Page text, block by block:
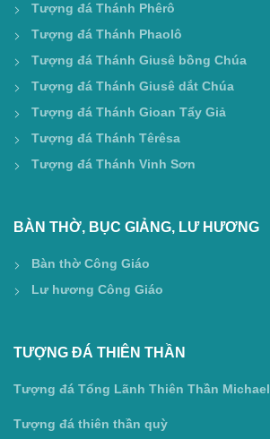
Tượng đá Thánh Phêrô
Tượng đá Thánh Phaolô
Tượng đá Thánh Giusê bồng Chúa
Tượng đá Thánh Giusê dắt Chúa
Tượng đá Thánh Gioan Tẩy Giả
Tượng đá Thánh Têrêsa
Tượng đá Thánh Vinh Sơn
BÀN THỜ, BỤC GIẢNG, LƯ HƯƠNG
Bàn thờ Công Giáo
Lư hương Công Giáo
TƯỢNG ĐÁ THIÊN THẦN
Tượng đá Tổng Lãnh Thiên Thần Michael
Tượng đá thiên thần quỳ